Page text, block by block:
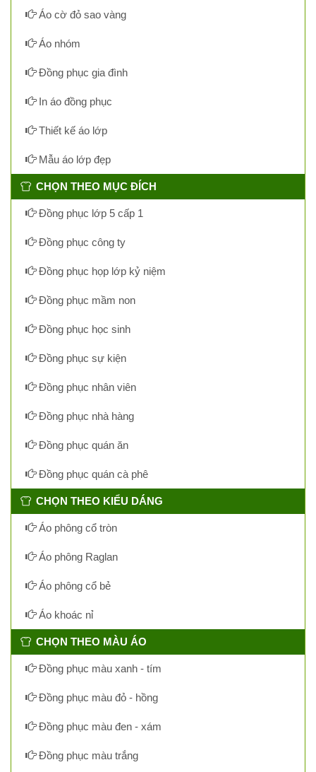
Áo cờ đỏ sao vàng
Áo nhóm
Đồng phục gia đình
In áo đồng phục
Thiết kế áo lớp
Mẫu áo lớp đẹp
CHỌN THEO MỤC ĐÍCH
Đồng phục lớp 5 cấp 1
Đồng phục công ty
Đồng phục họp lớp kỷ niệm
Đồng phục mầm non
Đồng phục học sinh
Đồng phục sự kiện
Đồng phục nhân viên
Đồng phục nhà hàng
Đồng phục quán ăn
Đồng phục quán cà phê
CHỌN THEO KIỂU DÁNG
Áo phông cổ tròn
Áo phông Raglan
Áo phông cổ bẻ
Áo khoác nỉ
CHỌN THEO MÀU ÁO
Đồng phục màu xanh - tím
Đồng phục màu đỏ - hồng
Đồng phục màu đen - xám
Đồng phục màu trắng